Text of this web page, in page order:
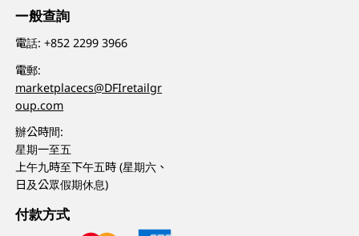
一般查詢
電話:+852 2299 3966
電郵:
marketplacecs@DFIretailgr
oup.com
辦公時間:
星期一至五
上午九時至下午五時 (星期六、
日及公眾假期休息)
付款方式